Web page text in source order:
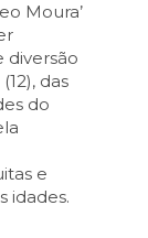
Moura’
diversão
das
do
e
idades.